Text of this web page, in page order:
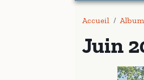
Accueil Album
Juin